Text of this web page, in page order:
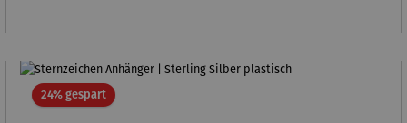
24% gespartRabatt